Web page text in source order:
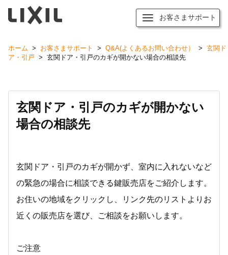
お客さまサポート
ホーム > お客さまサポート > Q&A(よくあるお問い合わせ） > 玄関ド
ア・引戸 > 玄関ドア・引戸のカギが開かない場合の相談先
玄関ドア・引戸のカギが開かない
場合の相談先
玄関ドア・引戸のカギが開かず、室内に入れないなど
の緊急の場合に相談できる鍵販売店をご紹介します。
お住いの地域をクリックし、リンク先のリストよりお
近くの販売店を選び、ご相談をお願いします。
ご注意